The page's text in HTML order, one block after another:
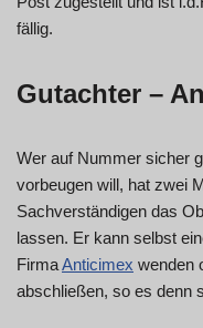
fällig.
Gutachter –
Wer auf Nummer sicher
vorbeugen will, hat zwei
Sachverständigen das
lassen. Er kann selbst
FirmaAnticimex wenden
abschließen, so es denn